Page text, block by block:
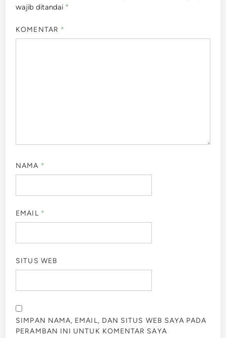
wajib ditandai *
KOMENTAR *
NAMA *
EMAIL *
SITUS WEB
SIMPAN NAMA, EMAIL, DAN SITUS WEB SAYA PADA
PERAMBAN INI UNTUK KOMENTAR SAYA